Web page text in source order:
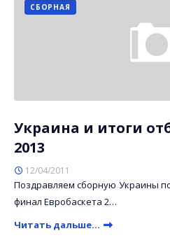
СБОРНАЯ
Украина и итоги
2013
12/04/2011
Поздравляем сборную Украины
финал Евробаскета 2…
Читать дальше...